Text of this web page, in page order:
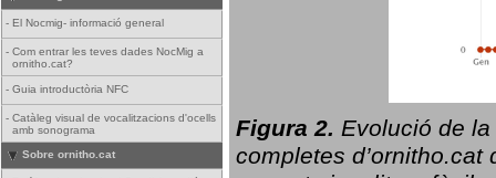
- El Nocmig- informació general
- Com entrar les teves dades NocMig a
ornitho.cat?
- Guia introductòria NFC
- Catàleg visual de vocalitzacions d'ocells
amb sonograma
Sobre ornitho.cat
Figura 2. Evolució de la
completes d’ornitho.cat